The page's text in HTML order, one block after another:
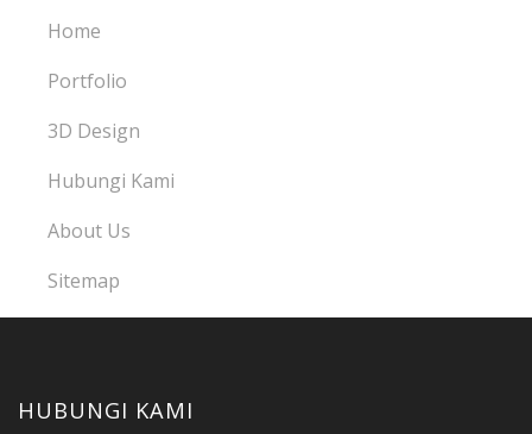
Home
Portfolio
3D Design
Hubungi Kami
About Us
Sitemap
HUBUNGI KAMI